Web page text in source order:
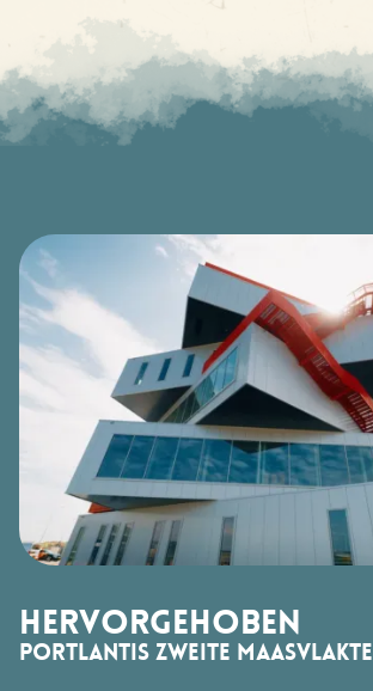
Hervorgehoben
Portlantis Zweite Maasvlakte